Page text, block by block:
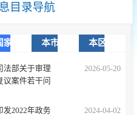
目录导航
家文件 本市文件 本区文件
2026-05-20
法部关于审理
议案件若干问
2024-04-02
发2022年政务